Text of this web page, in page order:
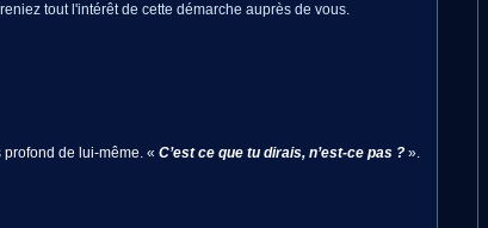
tout l'intérêt de cette démarche auprès de vous.
de lui-même. « C’est ce que tu dirais, n’est-ce pas ? ».